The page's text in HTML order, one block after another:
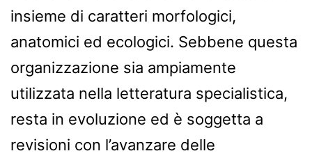
insieme di caratteri morfologici,
anatomici ed ecologici. Sebbene questa
organizzazione sia ampiamente
utilizzata nella letteratura specialistica,
resta in evoluzione ed è soggetta a
revisioni con l’avanzare delle